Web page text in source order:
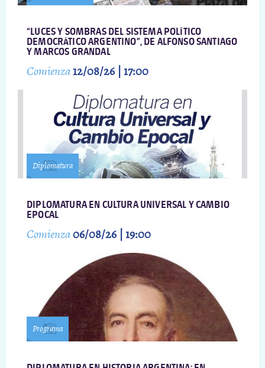
“LUCES Y SOMBRAS DEL SISTEMA POLÍTICO
DEMOCRÁTICO ARGENTINO”, DE ALFONSO SANTIAGO
Y MARCOS GRANDAL
Comienza12/08/26 | 17:00
Diplomatura
DIPLOMATURA EN CULTURA UNIVERSAL Y CAMBIO
EPOCAL
Comienza06/08/26 | 19:00
Programa